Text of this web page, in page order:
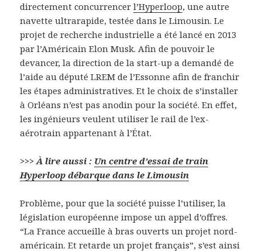
directement concurrencerl’Hyperloop, une autre
navette ultrarapide, testée dans le Limousin. Le
projet de recherche industrielle a été lancé en 2013
par l’Américain Elon Musk. Afin de pouvoir le
devancer, la direction de la start-up a demandé de
l’aide au député LREM de l’Essonne afin de franchir
les étapes administratives. Et le choix de s’installer
à Orléans n’est pas anodin pour la société. En effet,
les ingénieurs veulent utiliser le rail de l’ex-
aérotrain appartenant à l’État.
>>> À lire aussi : Un centre d’essai de train
Hyperloop débarque dans le Limousin
Problème, pour que la société puisse l’utiliser, la
législation européenne impose un appel d’offres.
“La France accueille à bras ouverts un projet nord-
américain. Et retarde un projet français”, s’est ainsi